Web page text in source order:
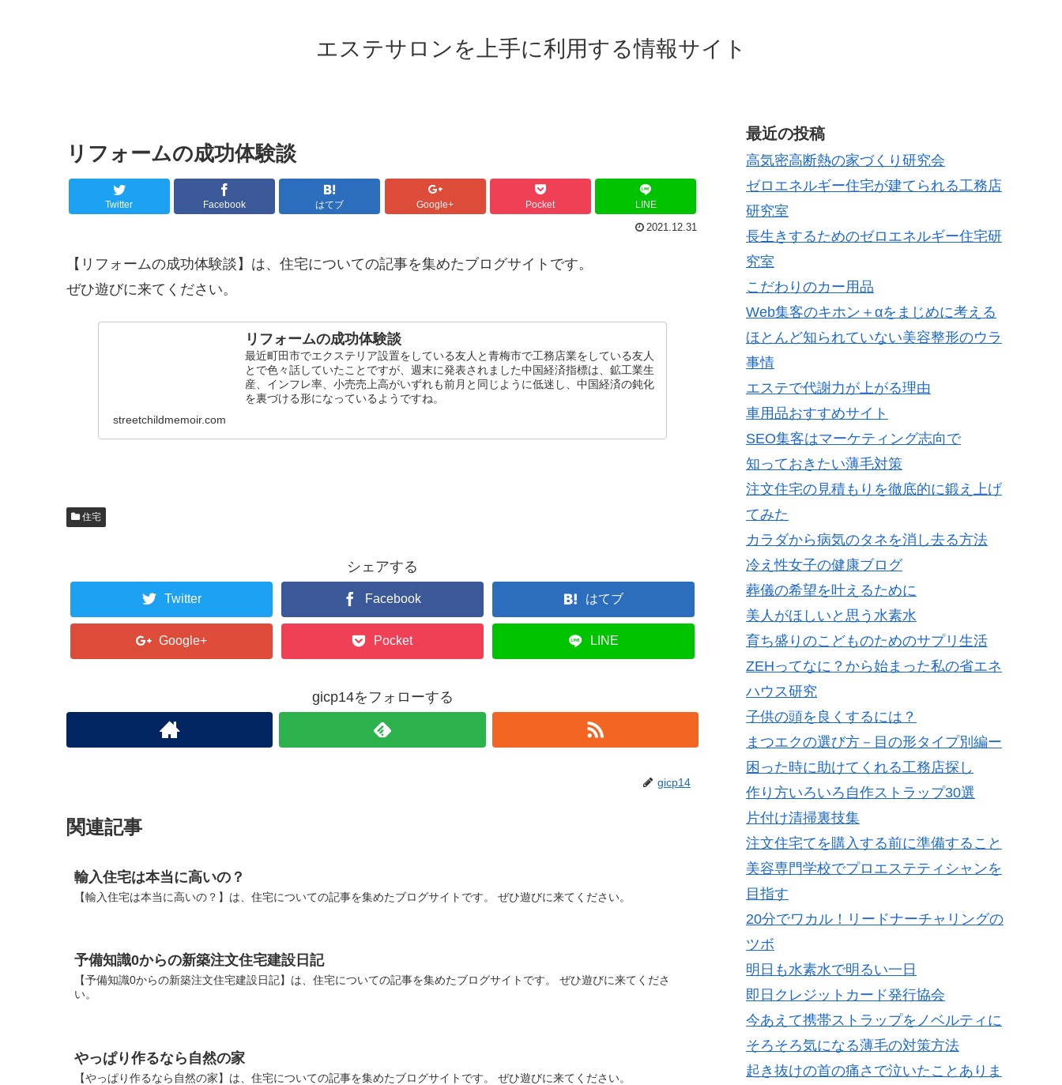
エステサロンを上手に利用する情報サイト
リフォームの成功体験談
Twitter Facebook はてブ Google+ Pocket LINE
2021.12.31
【リフォームの成功体験談】は、住宅についての記事を集めたブログサイトです。
ぜひ遊びに来てください。
リフォームの成功体験談
最近町田市でエクステリア設置をしている友人と青梅市で工務店業をしている友人
とで色々話していたことですが、週末に発表されました中国経済指標は、鉱工業生
産、インフレ率、小売売上高がいずれも前月と同じように低迷し、中国経済の鈍化
を裏づける形になっているようですね。
streetchildmemoir.com
住宅
シェアする
Twitter Facebook はてブ
Google+ Pocket LINE
gicp14をフォローする
gicp14
関連記事
輸入住宅は本当に高いの？
【輸入住宅は本当に高いの？】は、住宅についての記事を集めたブログサイトです。 ぜひ遊びに来てください。
予備知識0からの新築注文住宅建設日記
【予備知識0からの新築注文住宅建設日記】は、住宅についての記事を集めたブログサイトです。 ぜひ遊びに来てくださ
い。
やっぱり作るなら自然の家
【やっぱり作るなら自然の家】は、住宅についての記事を集めたブログサイトです。 ぜひ遊びに来てください。
最近の投稿
高気密高断熱の家づくり研究会
ゼロエネルギー住宅が建てられる工務店
研究室
長生きするためのゼロエネルギー住宅研
究室
こだわりのカー用品
Web集客のキホン＋αをまじめに考える
ほとんど知られていない美容整形のウラ
事情
エステで代謝力が上がる理由
車用品おすすめサイト
SEO集客はマーケティング志向で
知っておきたい薄毛対策
注文住宅の見積もりを徹底的に鍛え上げ
てみた
カラダから病気のタネを消し去る方法
冷え性女子の健康ブログ
葬儀の希望を叶えるために
美人がほしいと思う水素水
育ち盛りのこどものためのサプリ生活
ZEHってなに？から始まった私の省エネ
ハウス研究
子供の頭を良くするには？
まつエクの選び方－目の形タイプ別編ー
困った時に助けてくれる工務店探し
作り方いろいろ自作ストラップ30選
片付け清掃裏技集
注文住宅てを購入する前に準備すること
美容専門学校でプロエステティシャンを
目指す
20分でワカル！リードナーチャリングの
ツボ
明日も水素水で明るい一日
即日クレジットカード発行協会
今あえて携帯ストラップをノベルティに
そろそろ気になる薄毛の対策方法
起き抜けの首の痛さで泣いたことありま